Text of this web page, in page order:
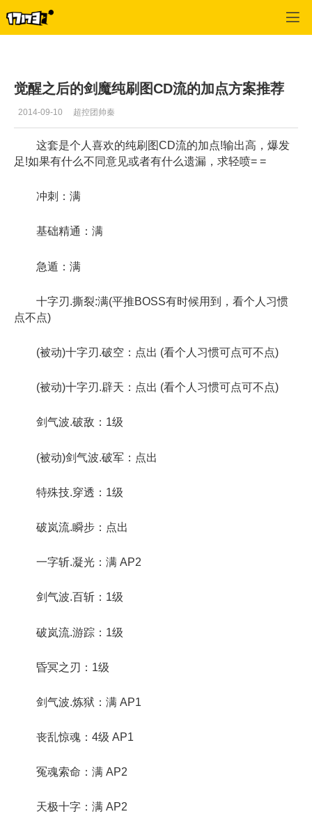
觉醒之后的剑魔纯刷图CD流的加点方案推荐
2014-09-10 超控团帅秦
这套是个人喜欢的纯刷图CD流的加点!输出高，爆发
足!如果有什么不同意见或者有什么遗漏，求轻喷= =
冲刺：满
基础精通：满
急遁：满
十字刃.撕裂:满(平推BOSS有时候用到，看个人习惯
点不点)
(被动)十字刃.破空：点出 (看个人习惯可点可不点)
(被动)十字刃.辟天：点出 (看个人习惯可点可不点)
剑气波.破敌：1级
(被动)剑气波.破军：点出
特殊技.穿透：1级
破岚流.瞬步：点出
一字斩.凝光：满 AP2
剑气波.百斩：1级
破岚流.游踪：1级
昏冥之刃：1级
剑气波.炼狱：满 AP1
丧乱惊魂：4级 AP1
冤魂索命：满 AP2
天极十字：满 AP2